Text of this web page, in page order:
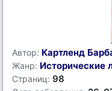
Автор: Картленд
Жанр: Исторические
Страниц: 98